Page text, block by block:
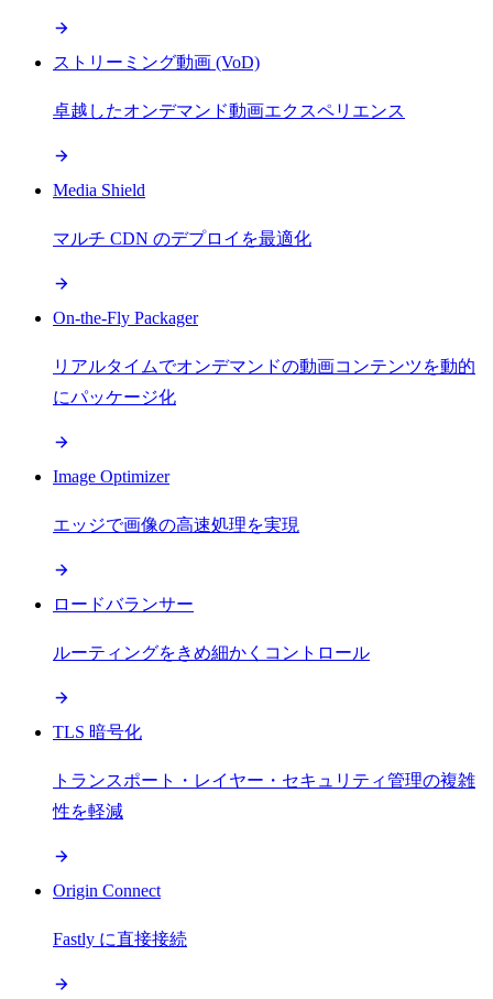
ストリーミング動画 (VoD)
卓越したオンデマンド動画エクスペリエンス
Media Shield
マルチ CDN のデプロイを最適化
On-the-Fly Packager
リアルタイムでオンデマンドの動画コンテンツを動的
にパッケージ化
Image Optimizer
エッジで画像の高速処理を実現
ロードバランサー
ルーティングをきめ細かくコントロール
TLS 暗号化
トランスポート・レイヤー・セキュリティ管理の複雑
性を軽減
Origin Connect
Fastly に直接接続